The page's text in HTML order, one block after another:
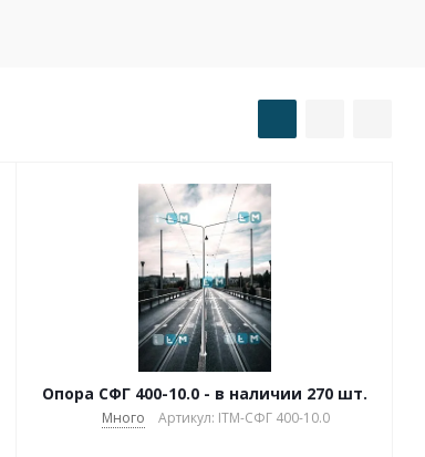
Опора СФГ 400-10.0 - в наличии 270 шт.
Много Артикул: ITM-СФГ 400-10.0